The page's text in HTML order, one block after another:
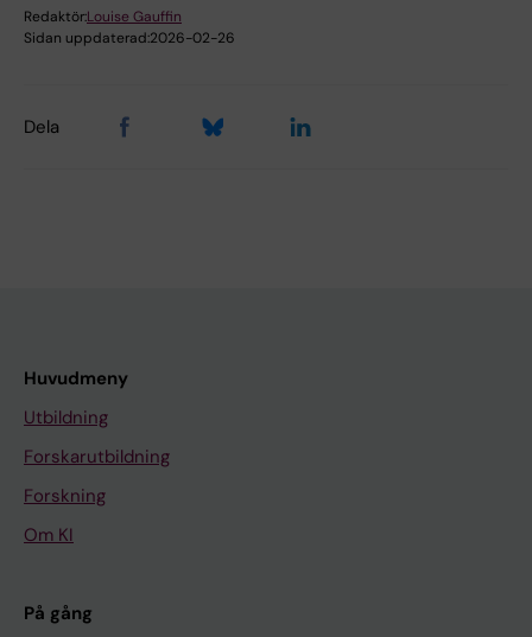
Redaktör:Louise Gauffin
Sidan uppdaterad:2026-02-26
Dela
Huvudmeny
Utbildning
Forskarutbildning
Forskning
Om KI
På gång